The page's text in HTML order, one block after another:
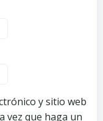
y sitio web
vez que haga un